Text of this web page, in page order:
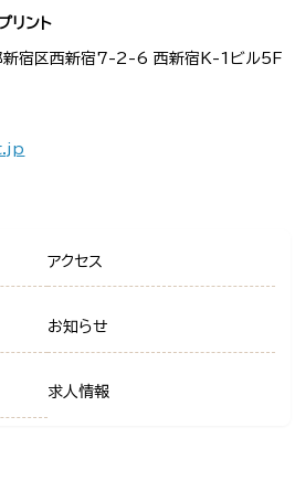
リント
宿区西新宿7-2-6 西新宿K-1ビル5F
アクセス
お知らせ
求人情報